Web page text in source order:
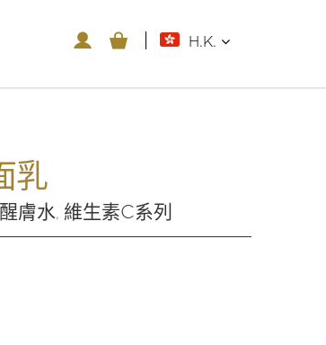
H.K.
乳
膚水, 維生素C系列